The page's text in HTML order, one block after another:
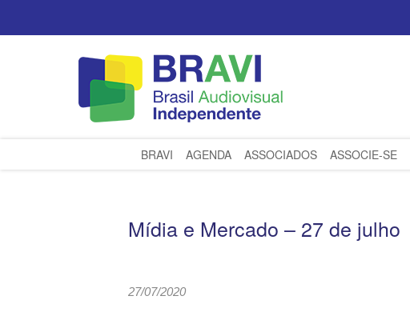
BRAVI AGENDA ASSOCIADOS ASSOCIE-SE
Mídia e Mercado – 27 de julho
27/07/2020